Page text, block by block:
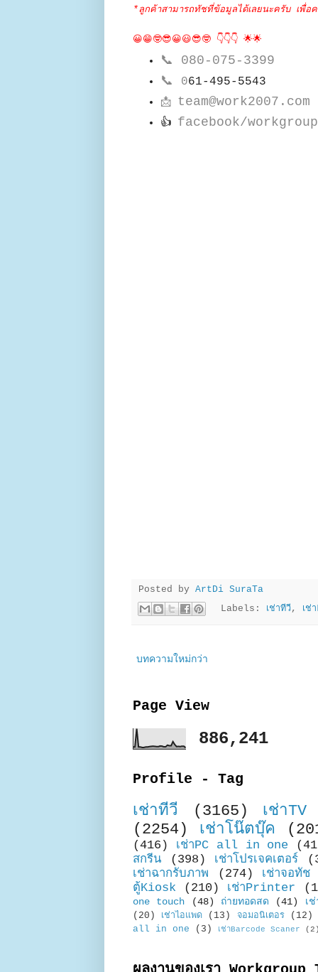
*ลูกค้าสามารถทัชที่ข้อมูลได้เลยนะครับ เพื่อ
😀😁🤓😎😀😃😎🤓 👇👇👇 🌟🌟
📞 080-075-3399
📞
061-495-5543
📩 team@work2007.com
👍 facebook/
Posted by ArtDi SuraTa
Labels:
เช่าทีวี, เช่
บทความใหม่กว่า
Page View
886,241
Profile - Tag
เช่าทีวี (3165)
เช่าTV
(2254)
เช่าโน๊ตบุ๊ค
(416) เช่าPC all in one
สกรีน
(398) เช่าโปรเจคเตอร์
เช่าฉากรับภาพ
(274)
เช่าจอทัช
ตู้Kiosk
(210) เช่าPrinter
one touch (48) ถ่ายทอดสด (41) เ
(20) เช่าไอแพด (13) จอมอนิเตอร
(12)
all in one
(3) เช่าBarcode Scaner